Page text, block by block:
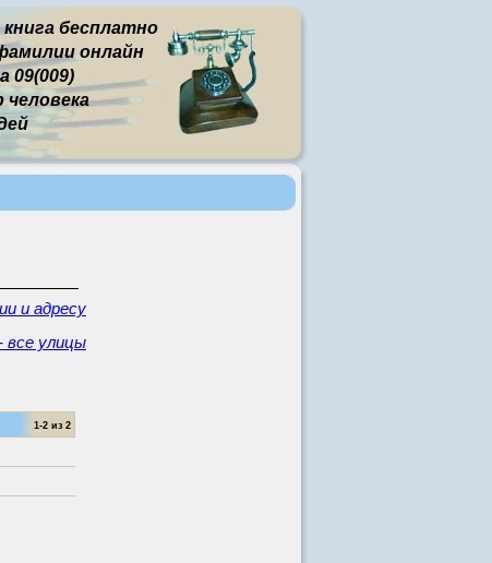
бесплатно
онлайн
09(009)
и адресу
все улицы
1-2 из 2